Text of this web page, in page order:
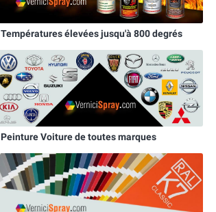
Températures élevées jusqu'à 800 degrés
Peinture Voiture de toutes marques